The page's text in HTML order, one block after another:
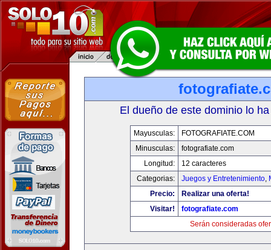
El dueño de este dominio lo
Mayusculas:
FOTOGRAFIATE.COM
Minusculas:
fotografiate.com
Longitud:
12 caracteres
Categorias:
Juegos y Entretenimiento,
Precio:
Realizar una oferta!
Visitar!
fotografiate.com
Serán consideradas